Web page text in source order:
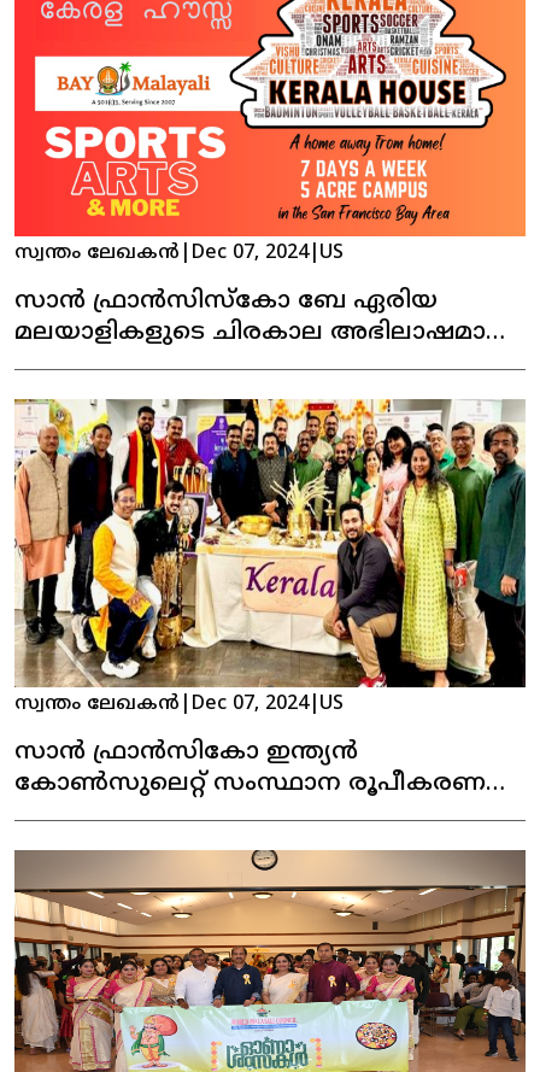
സ്വന്തം ലേഖകൻ Dec 07, 2024| US
സാൻ ഫ്രാൻസിസ്കോ ബേ ഏരിയ
മലയാളികളുടെ ചിരകാല അഭിലാഷമായ
കേരള ഹൗസ്സ് പ്രവർത്തനമാരംഭിക്കുന്നു !
സ്വന്തം ലേഖകൻ Dec 07, 2024| US
സാൻ ഫ്രാൻസികോ ഇന്ത്യൻ
കോൺസുലെറ്റ് സംസ്ഥാന രൂപീകരണ
ദിനമാഘോഷിച്ചു